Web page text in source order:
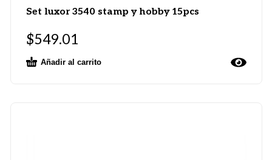
Set luxor 3540 stamp y hobby 15pcs
$549.01
Añadir al carrito